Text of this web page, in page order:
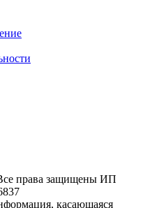
права защищены ИП
касающаяся